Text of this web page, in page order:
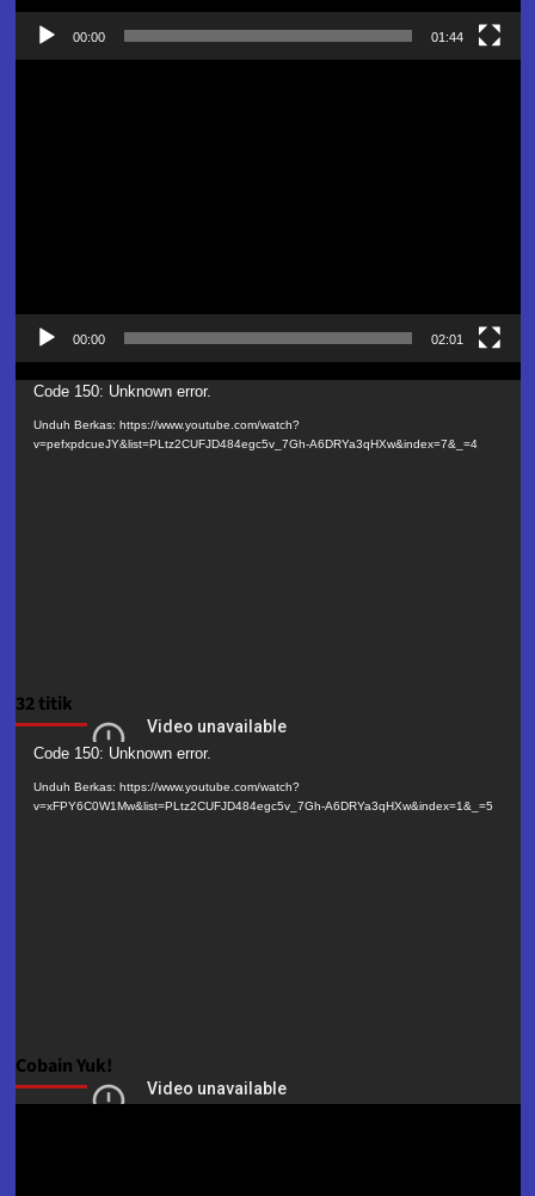
00:00 01:44
00:00 02:01
Pemutar
Video
Code 150: Unknown error.
Unduh Berkas: https://www.youtube.com/watch?
v=pefxpdcueJY&list=PLtz2CUFJD484egc5v_7Gh-A6DRYa3qHXw&index=7&_=4
32 titik
Pemutar
Video
Code 150: Unknown error.
Unduh Berkas: https://www.youtube.com/watch?
v=xFPY6C0W1Mw&list=PLtz2CUFJD484egc5v_7Gh-A6DRYa3qHXw&index=1&_=5
Cobain Yuk!